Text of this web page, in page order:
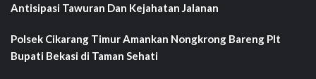
Antisipasi Tawuran Dan Kejahatan Jalanan
Polsek Cikarang Timur Amankan Nongkrong Bareng Plt
Bupati Bekasi di Taman Sehati‎